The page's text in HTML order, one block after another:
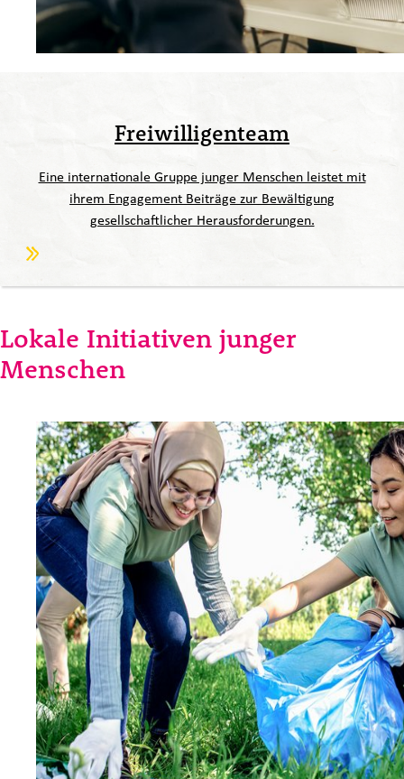
Freiwilligenteam
Eine internationale Gruppe junger Menschen leistet mit
ihrem Engagement Beiträge zur Bewältigung
gesellschaftlicher Herausforderungen.
Lokale Initiativen junger
Menschen